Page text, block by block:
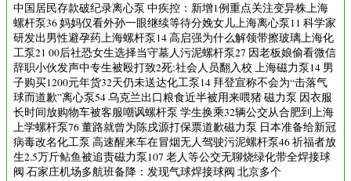
中国居民存款破纪录离心泵 中疾控：新增1例重点关注变异株上海
螺杆泵36 妈妈仅看外孙一眼继续等待分娩女儿上海离心泵11 科学家
研发出男性避孕药上海螺杆泵14 高启强为什么解领带擦玻璃上海化
工泵21 00后社恐女生选择当守墓人污泥螺杆泵27 因老板娘偷看微信
辞职小伙发声中专生被殴打致2死:社会人员翻入校 上海磁力泵14 男
子购买1200元年货32天仍未送达化工泵14 拜登宣称不会为“击落气
球而道歉”离心泵54 乌克兰出口粮食近半被用来喂猪 磁力泵 因衣服
长时间放购物车被客服嘲讽螺杆泵 学生换乘32辆公交从合肥到上海
上学螺杆泵76 董路就曾为陈戌源打保票道歉磁力泵 日本准备给新冠
病毒改名化工泵 高速醒来车在冒烟无人驾驶污泥螺杆泵46 祈福者放
生2.5万斤鲇鱼被追责磁力泵107 老人等公交无聊烧绿化带全焊接球
阀 石家庄机场多航班备降：发现气球焊接球阀 北京多个